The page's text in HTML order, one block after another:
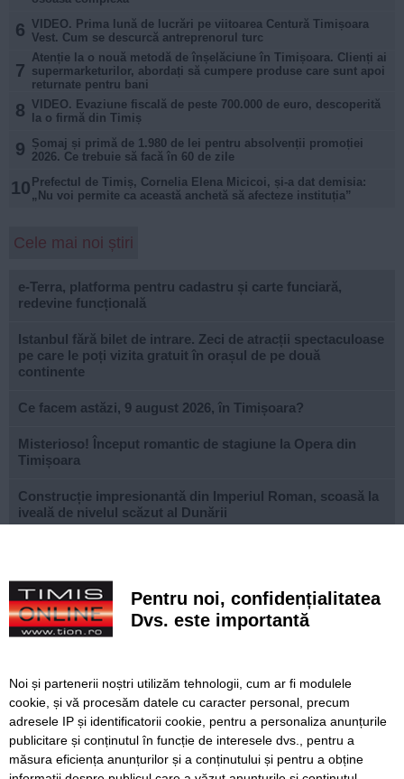
6 VIDEO. Prima lună de lucrări pe viitoarea Centură Timișoara
Vest. Cum se descurcă antreprenorul turc
7
Atenție la o nouă metodă de înșelăciune în Timișoara. Clienți ai
supermarketurilor, abordați să cumpere produse care sunt apoi
returnate pentru bani
8 VIDEO. Evaziune fiscală de peste 700.000 de euro, descoperită
la o firmă din Timiș
9 Șomaj și primă de 1.980 de lei pentru absolvenții promoției
2026. Ce trebuie să facă în 60 de zile
10 Prefectul de Timiș, Cornelia Elena Micicoi, și-a dat demisia:
„Nu voi permite ca această anchetă să afecteze instituția”
Cele mai noi știri
e-Terra, platforma pentru cadastru și carte funciară,
redevine funcțională
Istanbul fără bilet de intrare. Zeci de atracții spectaculoase
pe care le poți vizita gratuit în orașul de pe două
continente
Ce facem astăzi, 9 august 2026, în Timișoara?
Misterioso! Început romantic de stagiune la Opera din
Timișoara
Construcție impresionantă din Imperiul Roman, scoasă la
iveală de nivelul scăzut al Dunării
Poli scapă de înfrângere, dar pleacă doar cu un punct din
deplasarea cu Șelimbăr
„Recidivă” la baza sportivă din Dacia. Primăria a ridicat
niște echipamente amplasate ilegal
Lucrări ale SDM în Timișoara, astăzi, 8 august
Pentru noi, confidențialitatea
Dvs. este importantă
Noi și partenerii noștri utilizăm tehnologii, cum ar fi modulele
cookie, și vă procesăm datele cu caracter personal, precum
adresele IP și identificatorii cookie, pentru a personaliza anunțurile
publicitare și conținutul în funcție de interesele dvs., pentru a
măsura eficiența anunțurilor și a conținutului și pentru a obține